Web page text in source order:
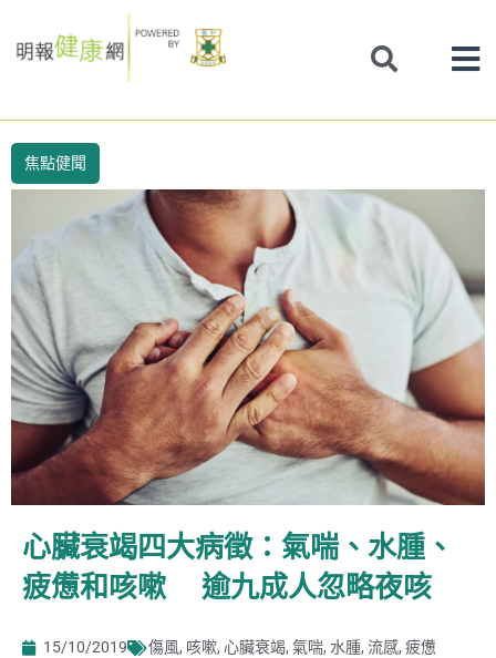
to
焦點健聞
心臟衰竭四大病徵：氣喘、水腫、
疲憊和咳嗽 逾九成人忽略夜咳
15/10/2019 傷風, 咳嗽, 心臟衰竭, 氣喘, 水腫, 流感, 疲憊